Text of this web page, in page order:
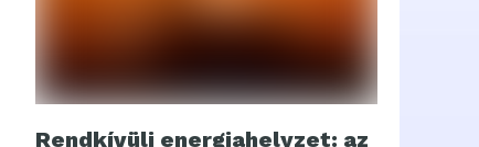
Rendkívüli energiahelyzet: az